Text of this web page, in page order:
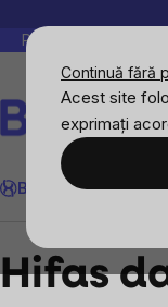
Continuă fără
Acest site
exprimați
Peste 200.000 de
BrainMax
Sport
Hifas